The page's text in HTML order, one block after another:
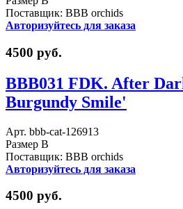
Поставщик: BBB orchids
Авторизуйтесь для заказа
4500 руб.
BBB031 FDK. After
Burgundy Smile'
Арт. bbb-cat-126913
Размер B
Поставщик: BBB orchids
Авторизуйтесь для заказа
4500 руб.